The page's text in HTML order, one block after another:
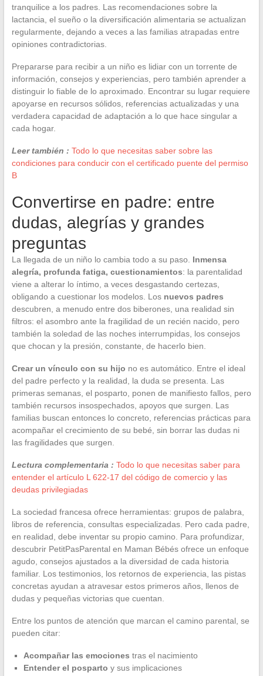
tranquilice a los padres. Las recomendaciones sobre la
lactancia, el sueño o la diversificación alimentaria se actualizan
regularmente, dejando a veces a las familias atrapadas entre
opiniones contradictorias.
Prepararse para recibir a un niño es lidiar con un torrente de
información, consejos y experiencias, pero también aprender a
distinguir lo fiable de lo aproximado. Encontrar su lugar requiere
apoyarse en recursos sólidos, referencias actualizadas y una
verdadera capacidad de adaptación a lo que hace singular a
cada hogar.
Leer también : Todo lo que necesitas saber sobre las
condiciones para conducir con el certificado puente del permiso
B
Convertirse en padre: entre
dudas, alegrías y grandes
preguntas
La llegada de un niño lo cambia todo a su paso. Inmensa
alegría, profunda fatiga, cuestionamientos: la parentalidad
viene a alterar lo íntimo, a veces desgastando certezas,
obligando a cuestionar los modelos. Los nuevos padres
descubren, a menudo entre dos biberones, una realidad sin
filtros: el asombro ante la fragilidad de un recién nacido, pero
también la soledad de las noches interrumpidas, los consejos
que chocan y la presión, constante, de hacerlo bien.
Crear un vínculo con su hijo no es automático. Entre el ideal
del padre perfecto y la realidad, la duda se presenta. Las
primeras semanas, el posparto, ponen de manifiesto fallos, pero
también recursos insospechados, apoyos que surgen. Las
familias buscan entonces lo concreto, referencias prácticas para
acompañar el crecimiento de su bebé, sin borrar las dudas ni
las fragilidades que surgen.
Lectura complementaria : Todo lo que necesitas saber para
entender el artículo L 622-17 del código de comercio y las
deudas privilegiadas
La sociedad francesa ofrece herramientas: grupos de palabra,
libros de referencia, consultas especializadas. Pero cada padre,
en realidad, debe inventar su propio camino. Para profundizar,
descubrir PetitPasParental en Maman Bébés ofrece un enfoque
agudo, consejos ajustados a la diversidad de cada historia
familiar. Los testimonios, los retornos de experiencia, las pistas
concretas ayudan a atravesar estos primeros años, llenos de
dudas y pequeñas victorias que cuentan.
Entre los puntos de atención que marcan el camino parental, se
pueden citar:
Acompañar las emociones tras el nacimiento
Entender el posparto y sus implicaciones